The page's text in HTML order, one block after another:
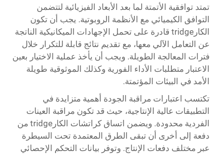
تمتد توافقية الأتمتة لما بعد الأبعاد الفيزيائية لتتضمن
التوافق الكيميائي مع الأنظمة الروبوتية. يجب أن تكون
الكارtridge قادرة على تحمل الإجهادات الميكانيكية الناتجة
عن التعامل الآلي معها، مع تقديم نتائج قابلة للتكرار خلال
فترات المعالجة الطويلة. ويجب أن يأخذ عملية الاختيار بعين
الاعتبار متطلبات الأداء الفورية وكذلك الموثوقية طويلة
الأمد في البيئات المؤتمتة.
تكتسب اعتبارات مراقبة الجودة أهمية متزايدة في
التطبيقات عالية الإنتاجية، حيث قد تكون مراقبة العينات
الفردية محدودة. ويضمن اتساق كراتشات الكارtridge من
دفعة إلى أخرى أن تبقى الطرق المعتمدة تحت السيطرة
عبر مختلف دفعات الإنتاج. وتوفر بيانات التحكم الإحصائي